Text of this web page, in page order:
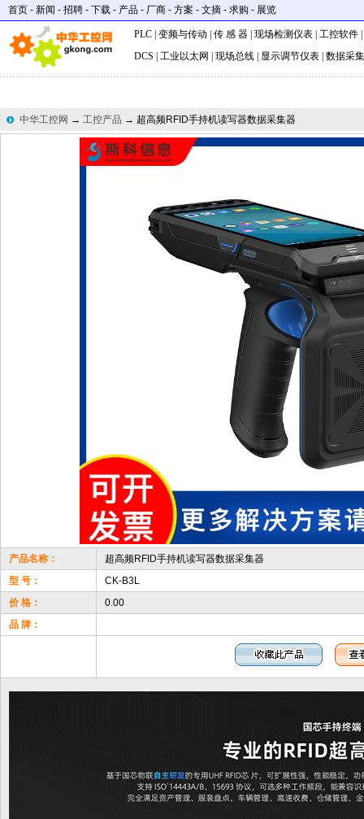
首页 - 新闻 - 招聘 - 下载 - 产品 - 厂商 - 方案 - 文摘 - 求购 - 展览
PLC 变频与传动 传 感 器 现场检测仪表 工控软件
DCS
工业以太网 现场总线 显示调节仪表 数据采集
中华工控网 → 工控产品 → 超高频RFID手持机读写器数据采集器
产品名称：
超高频RFID手持机读写器数据采集器
型 号：
CK-B3L
价 格：
0.00
品 牌：